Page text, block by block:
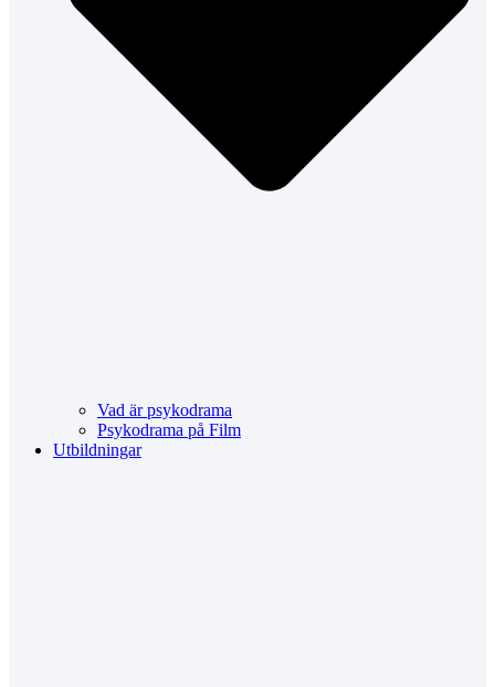
Vad är psykodrama
Psykodrama på Film
Utbildningar